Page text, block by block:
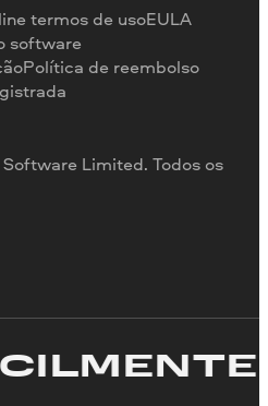
Limited. Todos os
termos de usoEULA
software
Política de reembolso